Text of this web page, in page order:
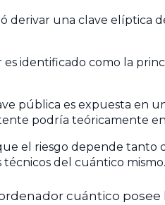
derivar una clave elíptica
identificado como la
pública es expuesta en
podría teóricamente
el riesgo depende tanto
técnicos del cuántico mismo.
cuántico